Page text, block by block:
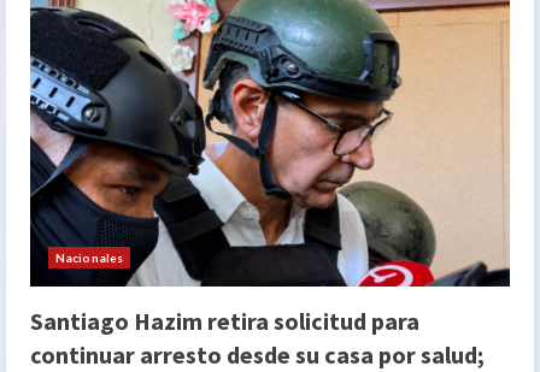
Nacionales
Santiago Hazim retira solicitud para
continuar arresto desde su casa por salud;